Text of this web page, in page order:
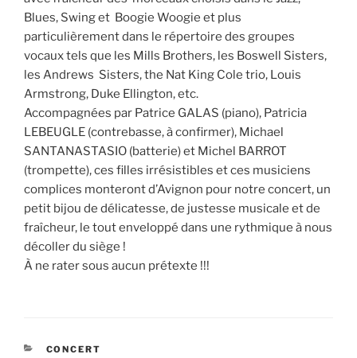
Blues, Swing et Boogie Woogie et plus
particulièrement dans le répertoire des groupes
vocaux tels que les Mills Brothers, les Boswell Sisters,
les Andrews Sisters, the Nat King Cole trio, Louis
Armstrong, Duke Ellington, etc.
Accompagnées par Patrice GALAS (piano), Patricia
LEBEUGLE (contrebasse, à confirmer), Michael
SANTANASTASIO (batterie) et Michel BARROT
(trompette), ces filles irrésistibles et ces musiciens
complices monteront d’Avignon pour notre concert, un
petit bijou de délicatesse, de justesse musicale et de
fraîcheur, le tout enveloppé dans une rythmique à nous
décoller du siège !
À ne rater sous aucun prétexte !!!
CATÉGORIES
CONCERT